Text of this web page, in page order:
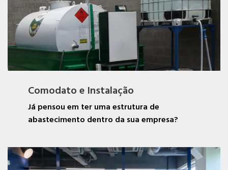
Comodato e Instalação
Já pensou em ter uma estrutura de
abastecimento dentro da sua empresa?